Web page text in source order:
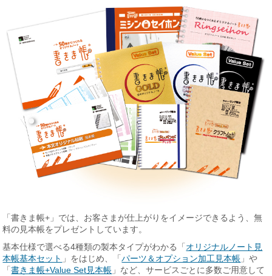
「書きま帳+」では、お客さまが仕上がりをイメージできるよう、無
料の見本帳をプレゼントしています。
基本仕様で選べる4種類の製本タイプがわかる「 オリジナルノート見
本帳基本セット 」をはじめ、「パーツ＆オプション加工見本帳 」や
「書きま帳+Value Set見本帳 」など、サービスごとに多数ご用意して